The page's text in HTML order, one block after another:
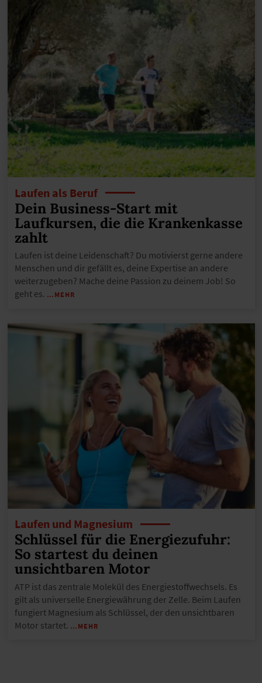
Laufen als Beruf
Dein Business-Start mit
Laufkursen, die die Krankenkasse
zahlt
Laufen ist deine Leidenschaft? Du motivierst gerne andere
Menschen und dir gefällt es, deine Expertise an andere
weiterzugeben? Mache deine Passion zu deinem Job! So
geht es. …MEHR
Laufen und Magnesium
Schlüssel für die Energiezufuhr:
So startest du deinen
unsichtbaren Motor
ATP ist das zentrale Molekül des Energiestoffwechsels. Es
gilt als universelle Energiewährung der Zelle. Beim Laufen
fungiert Magnesium als Schlüssel, der den unsichtbaren
Motor startet. …MEHR